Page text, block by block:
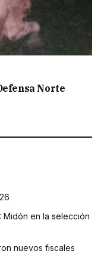
Norte
Midón en la selección
nuevos fiscales